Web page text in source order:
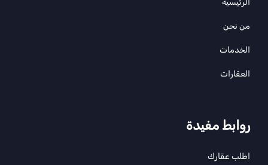
من نحن
الخدمات
العقارات
روابط مفيدة
اطلب عقارك